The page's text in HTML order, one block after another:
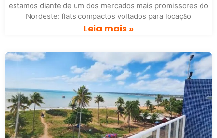
estamos diante de um dos mercados mais promissores do
Nordeste: flats compactos voltados para locação
Leia mais »